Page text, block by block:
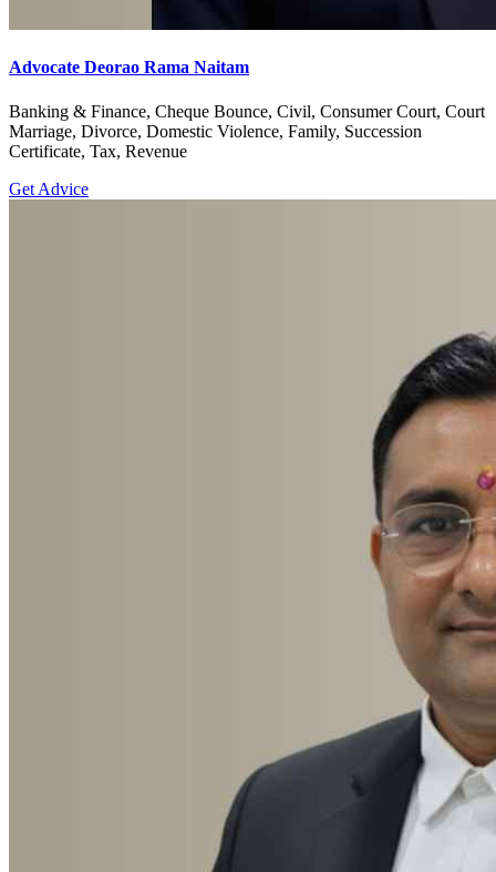
Advocate Deorao Rama Naitam
Banking & Finance, Cheque Bounce, Civil, Consumer Court, Court
Marriage, Divorce, Domestic Violence, Family, Succession
Certificate, Tax, Revenue
Get Advice